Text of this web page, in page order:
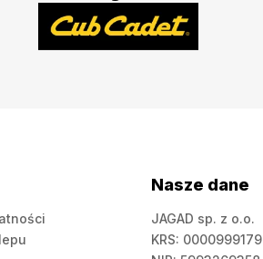
Nasze dane
JAGAD sp. z o.o.
KRS: 0000999179